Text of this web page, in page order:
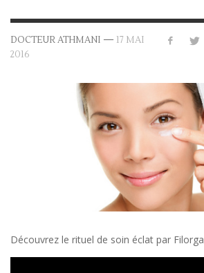
DOCTEUR ATHMANI — 17 MAI
2016
Découvrez le rituel de soin éclat par Filorga